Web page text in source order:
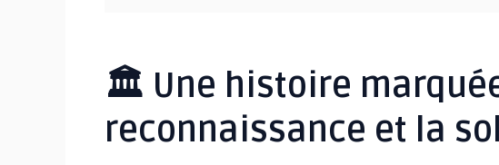
🏛️ Une histoire
reconnaissance et la